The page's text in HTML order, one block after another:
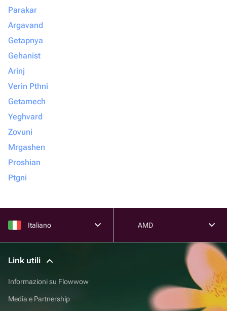
Parakar
Argavand
Getapnya
Gehanist
Arinj
Verin Pthni
Getamech
Yeghvard
Zovuni
Mrgashen
Proshian
Ptgni
Italiano AMD
Link utili
Informazioni su Flowwow
Media e Partnership